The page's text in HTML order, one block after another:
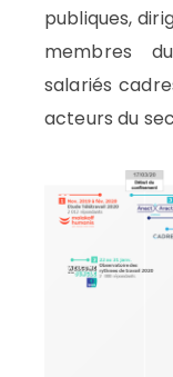
publiques,
membres
salariés
acteurs du